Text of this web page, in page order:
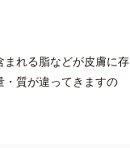
れる脂などが皮膚に存
質が違ってきますの